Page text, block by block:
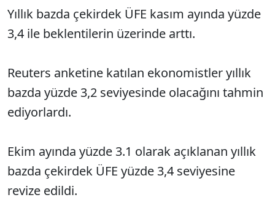
Yıllık bazda çekirdek ÜFE kasım ayında yüzde
3,4 ile beklentilerin üzerinde arttı.
Reuters anketine katılan ekonomistler yıllık
bazda yüzde 3,2 seviyesinde olacağını tahmin
ediyorlardı.
Ekim ayında yüzde 3.1 olarak açıklanan yıllık
bazda çekirdek ÜFE yüzde 3,4 seviyesine
revize edildi.